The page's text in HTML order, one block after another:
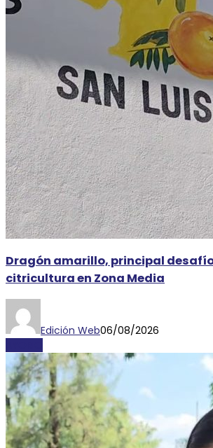
Dragón amarillo, principal
citricultura en Zona Media
Edición Web06/08/2026